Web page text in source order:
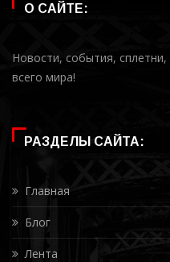
О САЙТЕ:
Новости, события,
всего мира!
РАЗДЕЛЫ САЙТА:
Главная
Блог
Лента